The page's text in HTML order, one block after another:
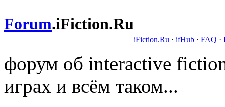
Forum.iFiction.Ru
iFiction.Ru · ifHub · FAQ ·
форум об interactive
играх и всём таком...